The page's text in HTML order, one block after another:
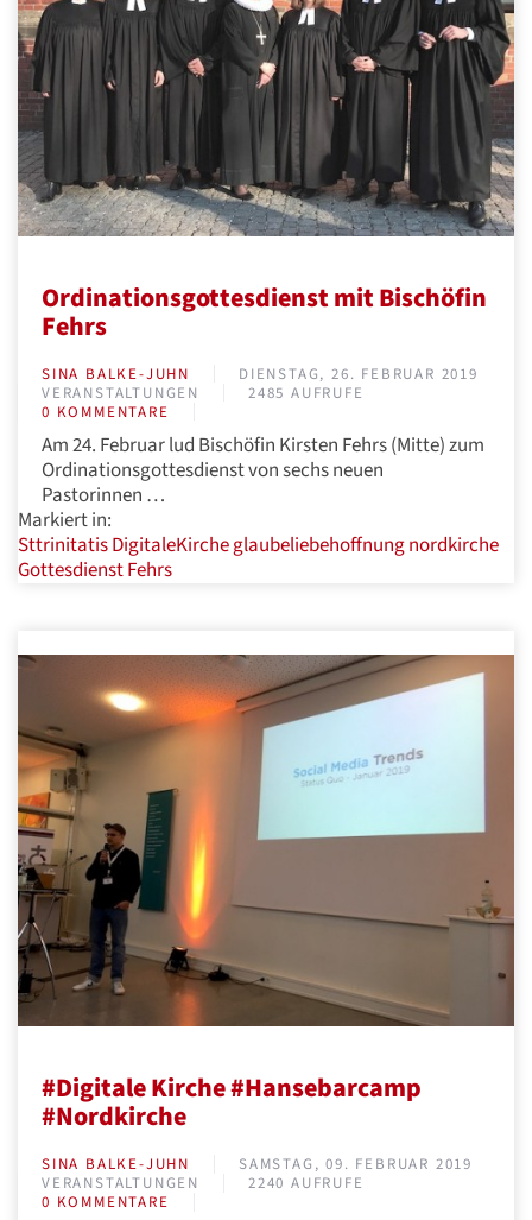
Ordinationsgottesdienst mit Bischöfin
Fehrs
SINA BALKE-JUHN
DIENSTAG, 26. FEBRUAR 2019
VERANSTALTUNGEN
2485 AUFRUFE
0 KOMMENTARE
Am 24. Februar lud Bischöfin Kirsten Fehrs (Mitte) zum
Ordinationsgottesdienst von sechs neuen
Pastorinnen …
Markiert in:
SttrinitatisDigitaleKircheglaubeliebehoffnungnordkirche
GottesdienstFehrs
#Digitale Kirche #Hansebarcamp
#Nordkirche
SINA BALKE-JUHN
SAMSTAG, 09. FEBRUAR 2019
VERANSTALTUNGEN
2240 AUFRUFE
0 KOMMENTARE